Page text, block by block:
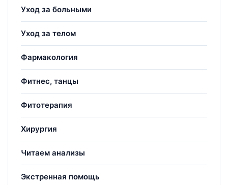
Уход за больными
Уход за телом
Фармакология
Фитнес, танцы
Фитотерапия
Хирургия
Читаем анализы
Экстренная помощь